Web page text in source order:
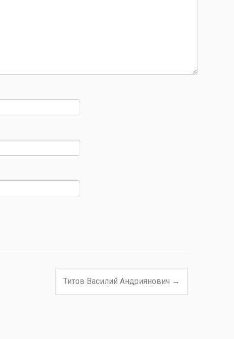
Титов Василий Андриянович →